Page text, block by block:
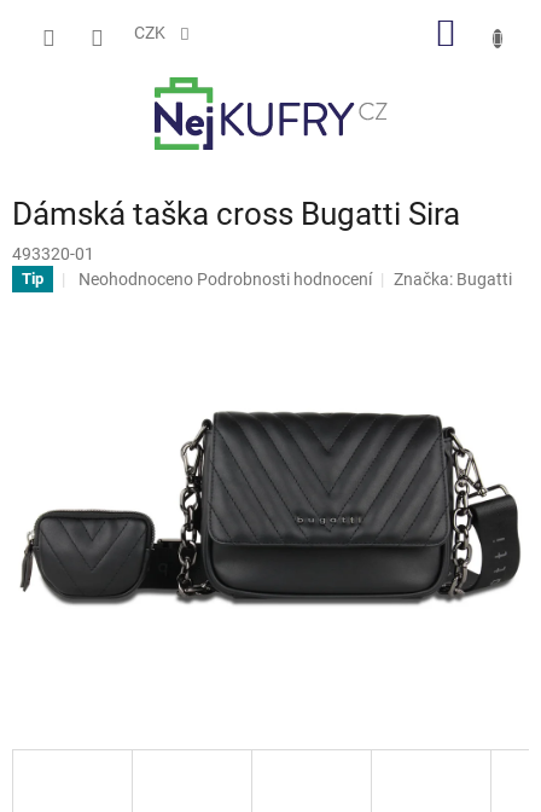
CZK
Dámská taška cross Bugatti Sira
493320-01
Tip
Průměrné
Neohodnoceno Podrobnosti hodnocení Značka: Bugatti